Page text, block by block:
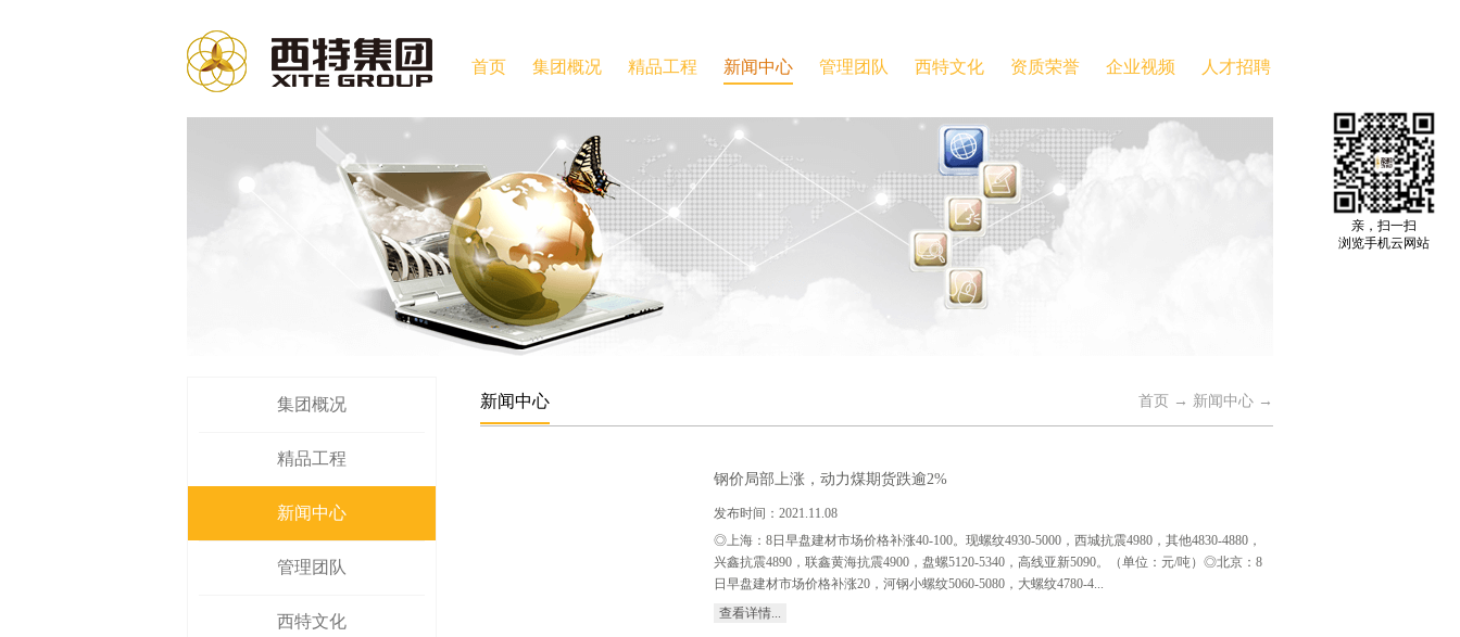
首页 集团概况 精品工程 新闻中心 管理团队 西特文化 资质荣誉 企业视频 人才招聘
集团概况
精品工程
新闻中心
管理团队
西特文化
新闻中心 首页 → 新闻中心 →
钢价局部上涨，动力煤期货跌逾2%
发布时间： 2021.11.08
◎上海：8日早盘建材市场价格补涨40-100。现螺纹4930-5000，西城抗震4980，其他4830-4880，
兴鑫抗震4890，联鑫黄海抗震4900，盘螺5120-5340，高线亚新5090。（单位：元/吨）◎北京：8
日早盘建材市场价格补涨20，河钢小螺纹5060-5080，大螺纹4780-4...
查看详情...
亲，扫一扫
浏览手机云网站